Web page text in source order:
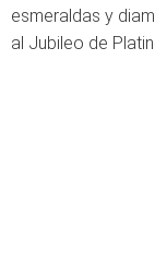
esmeraldas y
al Jubileo de